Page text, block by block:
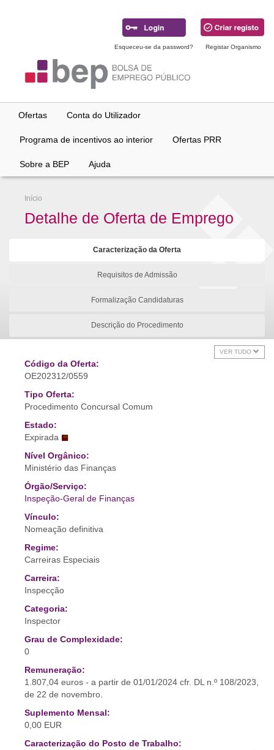
Esqueceu-se da password? Registar Organismo
Ofertas Conta do Utilizador
Programa de incentivos ao interior Ofertas PRR
Sobre a BEP Ajuda
Início
Detalhe de Oferta de Emprego
Caracterização da Oferta
Requisitos de Admissão
Formalização Candidaturas
Descrição do Procedimento
VER TUDO
Código da Oferta:
OE202312/0559
Tipo Oferta:
Procedimento Concursal Comum
Estado:
Expirada
Nível Orgânico:
Ministério das Finanças
Órgão/Serviço:
Inspeção-Geral de Finanças
Vínculo:
Nomeação definitiva
Regime:
Carreiras Especiais
Carreira:
Inspecção
Categoria:
Inspector
Grau de Complexidade:
0
Remuneração:
1.807,04 euros - a partir de 01/01/2024 cfr. DL n.º 108/2023,
de 22 de novembro.
Suplemento Mensal:
0,00 EUR
Caracterização do Posto de Trabalho: